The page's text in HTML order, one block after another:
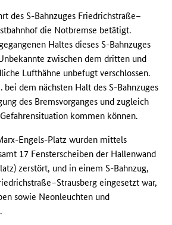
des S-Bahnzuges Friedrichstraße–
die Notbremse betätigt.
Haltes dieses S-Bahnzuges
zwischen dem dritten und
Lufthähne unbefugt verschlossen.
bei dem nächsten Halt des S-Bahnzuges
des Bremsvorganges und zugleich
kommen können.
Engels-Platz wurden mittels
17 Fensterscheiben der Hallenwand
zerstört, und in einem S-Bahnzug,
eingesetzt war,
sowie Neonleuchten und